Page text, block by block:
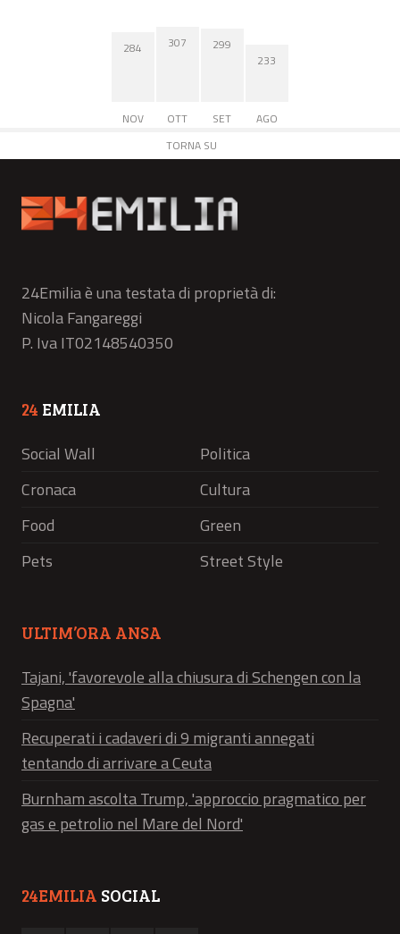
284
NOV
307
OTT
299
SET
233
AGO
TORNA SU
24Emilia è una testata di proprietà di:
Nicola Fangareggi
P. Iva IT02148540350
24 EMILIA
Social Wall
Politica
Cronaca
Cultura
Food
Green
Pets
Street Style
ULTIM’ORA ANSA
Tajani, 'favorevole alla chiusura di Schengen con la
Spagna'
Recuperati i cadaveri di 9 migranti annegati
tentando di arrivare a Ceuta
Burnham ascolta Trump, 'approccio pragmatico per
gas e petrolio nel Mare del Nord'
24EMILIA SOCIAL